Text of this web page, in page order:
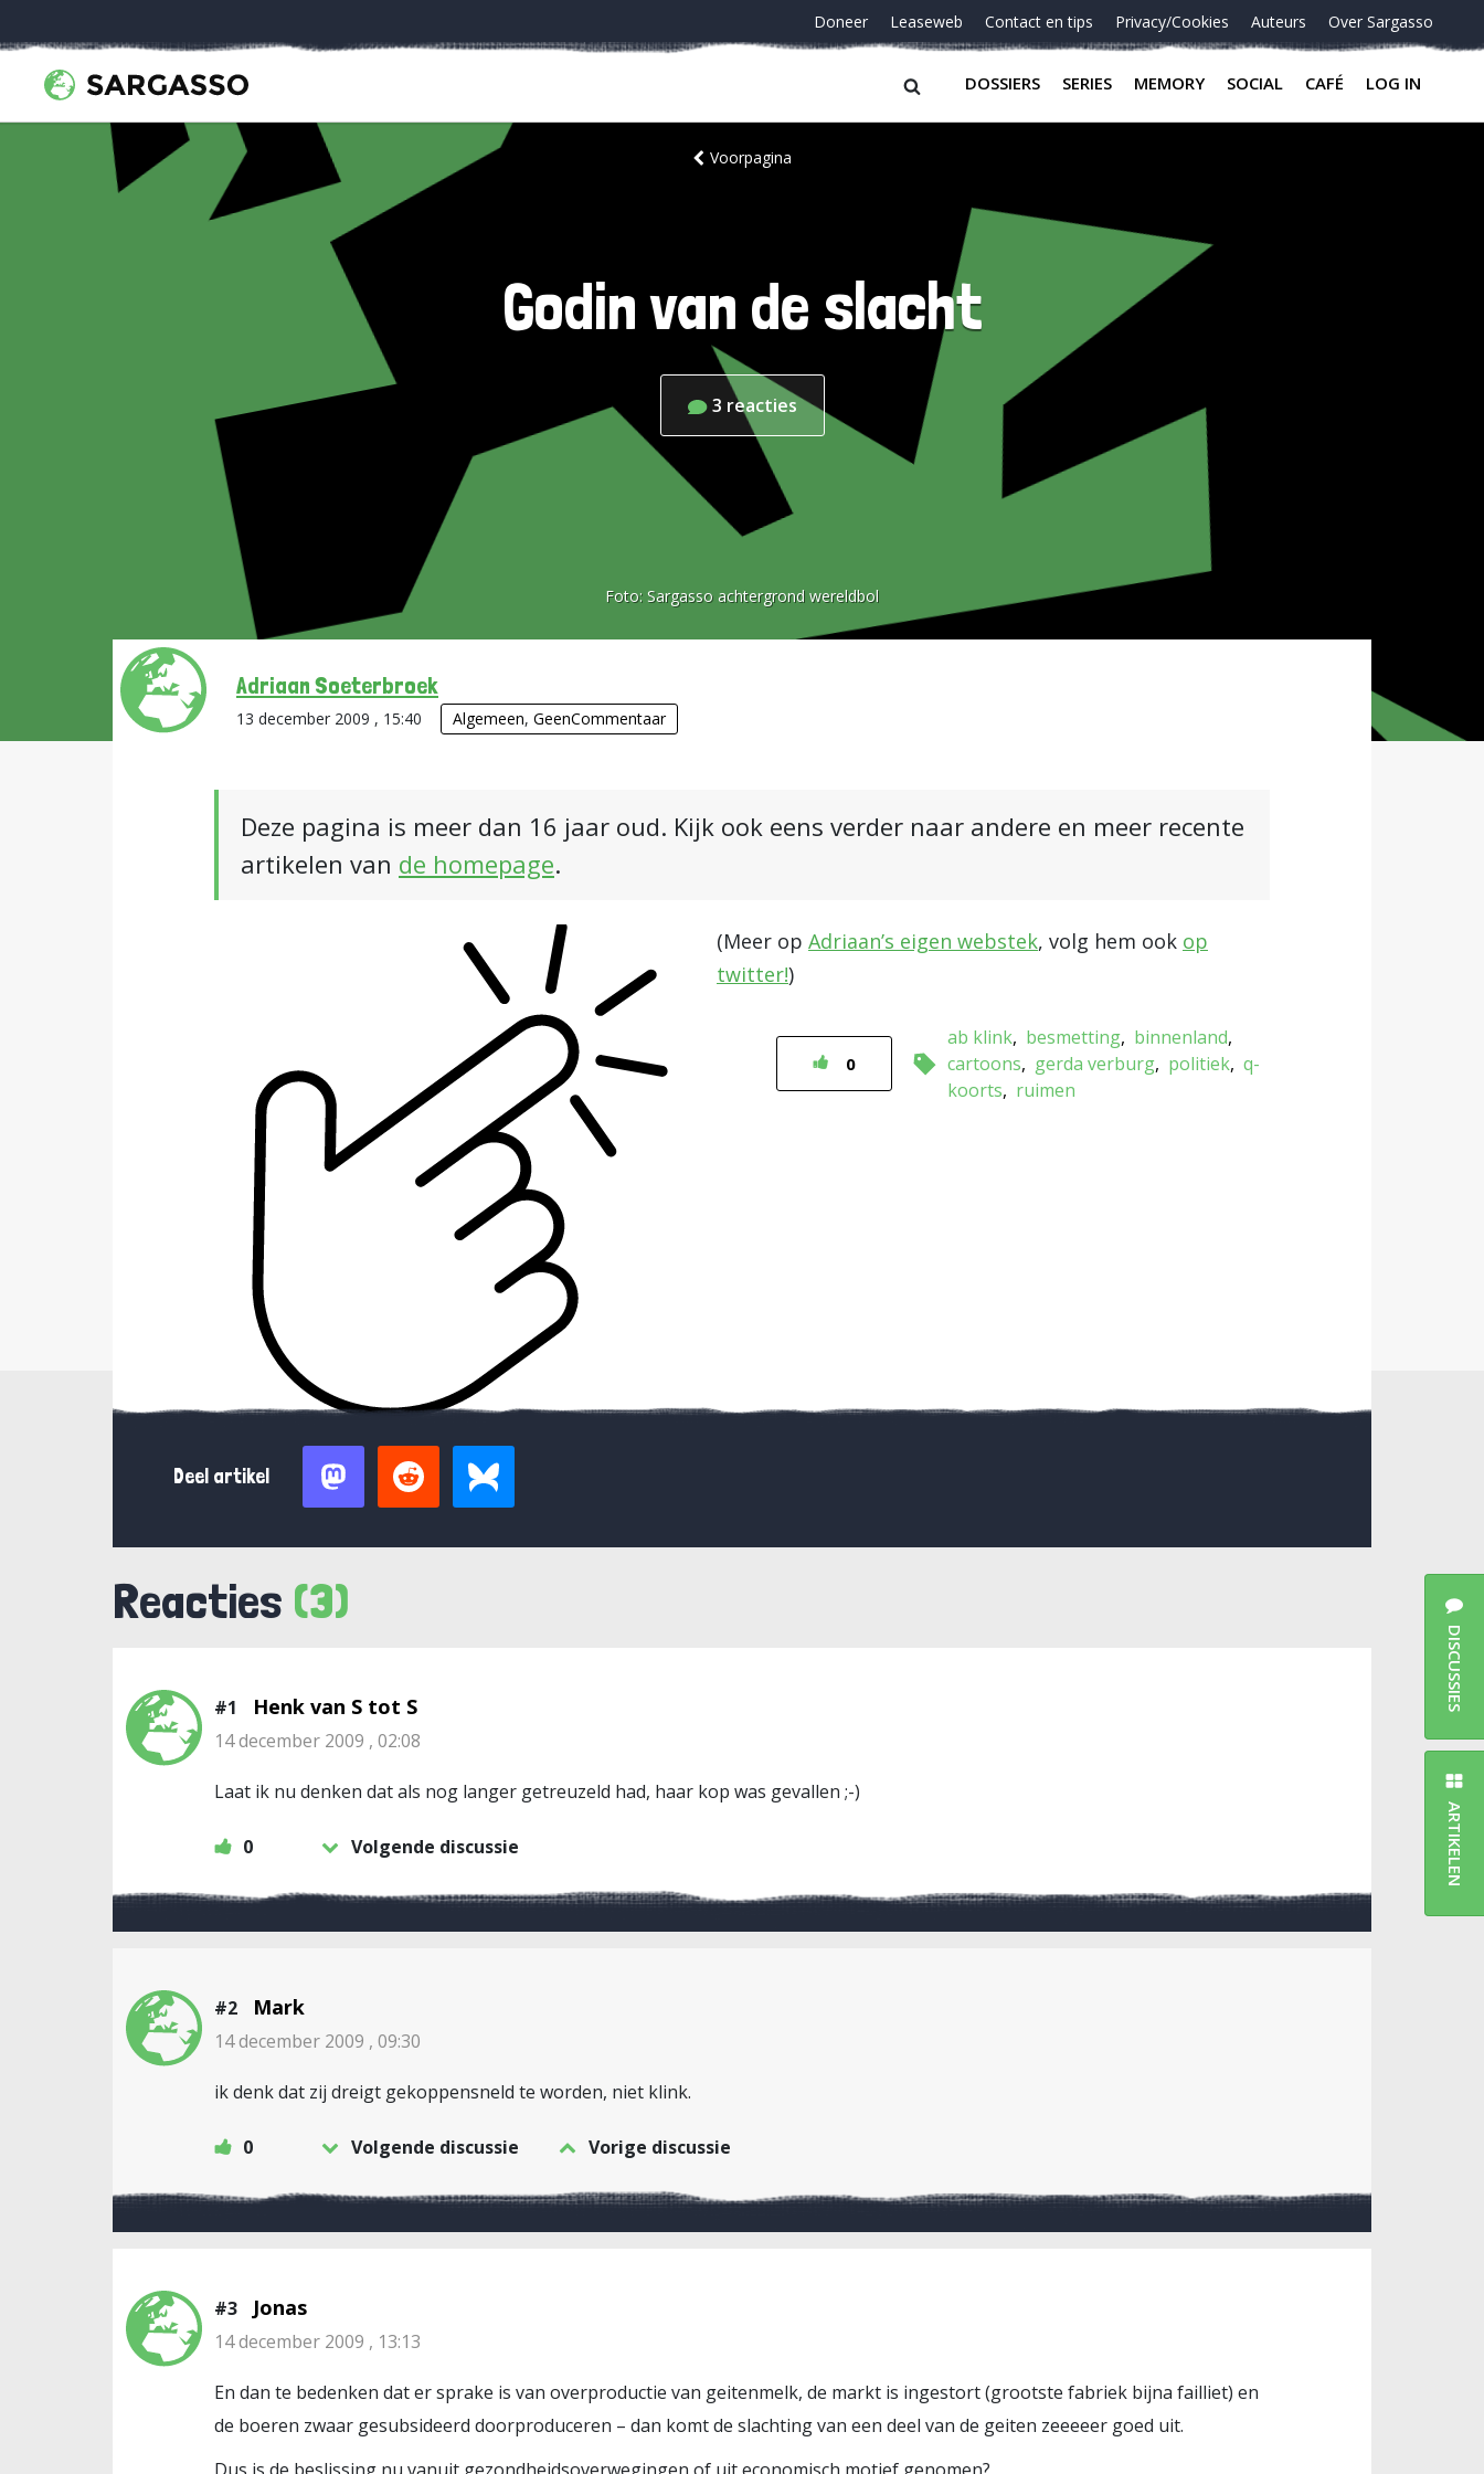
Doneer Leaseweb Contact en tips Privacy/Cookies Auteurs Over Sargasso
DOSSIERS SERIES MEMORY SOCIAL CAFÉ LOG IN
Voorpagina
Godin van de slacht
3 reacties
Foto: Sargasso achtergrond wereldbol
Adriaan Soeterbroek
13 december 2009 , 15:40 Algemeen, GeenCommentaar
Deze pagina is meer dan 16 jaar oud. Kijk ook eens verder naar andere en meer recente
artikelen van de homepage.
(Meer op Adriaan’s eigen webstek, volg hem ook op
twitter!)
0
ab klink besmetting binnenland
cartoons
gerda verburg politiek q-
koorts
ruimen
Deel artikel
Reacties (3)
#1 Henk van S tot S
14 december 2009 , 02:08
Laat ik nu denken dat als nog langer getreuzeld had, haar kop was gevallen ;-)
0 Volgende discussie
#2 Mark
14 december 2009 , 09:30
ik denk dat zij dreigt gekoppensneld te worden, niet klink.
0 Volgende discussie Vorige discussie
#3 Jonas
14 december 2009 , 13:13
En dan te bedenken dat er sprake is van overproductie van geitenmelk, de markt is ingestort (grootste fabriek bijna failliet) en
de boeren zwaar gesubsideerd doorproduceren – dan komt de slachting van een deel van de geiten zeeeeer goed uit.
DISCUSSIES
ARTIKELEN